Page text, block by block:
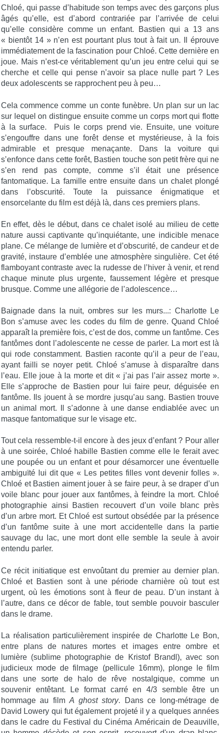
Chloé, qui passe d’habitude son temps avec des garçons plus
âgés qu’elle, est d’abord contrariée par l’arrivée de celui
qu’elle considère comme un enfant. Bastien qui a 13 ans
« bientôt 14 » n’en est pourtant plus tout à fait un. Il éprouve
immédiatement de la fascination pour Chloé. Cette dernière en
joue. Mais n’est-ce véritablement qu’un jeu entre celui qui se
cherche et celle qui pense n’avoir sa place nulle part ? Les
deux adolescents se rapprochent peu à peu…
Cela commence comme un conte funèbre. Un plan sur un lac
sur lequel on distingue ensuite comme un corps mort qui flotte
à la surface. Puis le corps prend vie. Ensuite, une voiture
s’engouffre dans une forêt dense et mystérieuse, à la fois
admirable et presque menaçante. Dans la voiture qui
s’enfonce dans cette forêt, Bastien touche son petit frère qui ne
s’en rend pas compte, comme s’il était une présence
fantomatique. La famille entre ensuite dans un chalet plongé
dans l’obscurité. Toute la puissance énigmatique et
ensorcelante du film est déjà là, dans ces premiers plans.
En effet, dès le début, dans ce chalet isolé au milieu de cette
nature aussi captivante qu’inquiétante, une indicible menace
plane. Ce mélange de lumière et d’obscurité, de candeur et de
gravité, instaure d’emblée une atmosphère singulière. Cet été
flamboyant contraste avec la rudesse de l’hiver à venir, et rend
chaque minute plus urgente, faussement légère et presque
brusque. Comme une allégorie de l’adolescence…
Baignade dans la nuit, ombres sur les murs...: Charlotte Le
Bon s’amuse avec les codes du film de genre. Quand Chloé
apparaît la première fois, c’est de dos, comme un fantôme. Ces
fantômes dont l’adolescente ne cesse de parler. La mort est là
qui rode constamment. Bastien raconte qu’il a peur de l’eau,
ayant failli se noyer petit. Chloé s’amuse à disparaître dans
l’eau. Elle joue à la morte et dit « j’ai pas l’air assez morte ».
Elle s’approche de Bastien pour lui faire peur, déguisée en
fantôme. Ils jouent à se mordre jusqu’au sang. Bastien trouve
un animal mort. Il s’adonne à une danse endiablée avec un
masque fantomatique sur le visage etc.
Tout cela ressemble-t-il encore à des jeux d’enfant ? Pour aller
à une soirée, Chloé habille Bastien comme elle le ferait avec
une poupée ou un enfant et pour désamorcer une éventuelle
ambiguïté lui dit que « Les petites filles vont devenir folles ».
Chloé et Bastien aiment jouer à se faire peur, à se draper d’un
voile blanc pour jouer aux fantômes, à feindre la mort. Chloé
photographie ainsi Bastien recouvert d’un voile blanc près
d’un arbre mort. Et Chloé est surtout obsédée par la présence
d’un fantôme suite à une mort accidentelle dans la partie
sauvage du lac, une mort dont elle semble la seule à avoir
entendu parler.
Ce récit initiatique est envoûtant du premier au dernier plan.
Chloé et Bastien sont à une période charnière où tout est
urgent, où les émotions sont à fleur de peau. D’un instant à
l’autre, dans ce décor de fable, tout semble pouvoir basculer
dans le drame.
La réalisation particulièrement inspirée de Charlotte Le Bon,
entre plans de natures mortes et images entre ombre et
lumière (sublime photographie de Kristof Brandl), avec son
judicieux mode de filmage (pellicule 16mm), plonge le film
dans une sorte de halo de rêve nostalgique, comme un
souvenir entêtant. Le format carré en 4/3 semble être un
hommage au filmA ghost story. Dans ce long-métrage de
David Lowery qui fut également projeté il y a quelques années
dans le cadre du Festival du Cinéma Américain de Deauville,